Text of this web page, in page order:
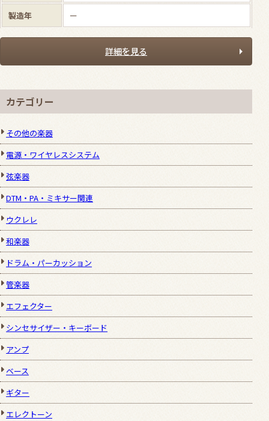
製造年 ー
詳細を見る
カテゴリー
その他の楽器
電源・ワイヤレスシステム
弦楽器
DTM・PA・ミキサー関連
ウクレレ
和楽器
ドラム・パーカッション
管楽器
エフェクター
シンセサイザー・キーボード
アンプ
ベース
ギター
エレクトーン